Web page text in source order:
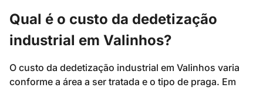
Qual é o custo da dedetização
industrial em Valinhos?
O custo da dedetização industrial em Valinhos varia
conforme a área a ser tratada e o tipo de praga. Em